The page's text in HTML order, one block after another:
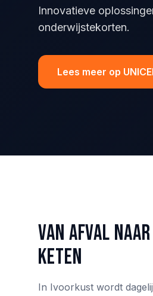
Innovatieve
onderwijstekorten.
Lees meer op
Van afval
keten
In Ivoorkust wordt